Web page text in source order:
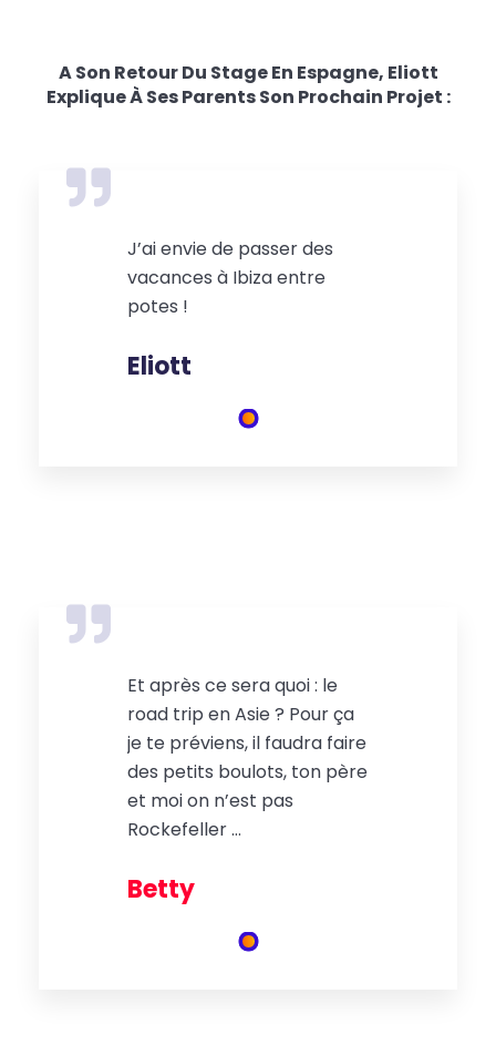
A Son Retour Du Stage En Espagne, Eliott
Explique À Ses Parents Son Prochain Projet :
J’ai envie de passer des
vacances à Ibiza entre
potes !
Eliott
Et après ce sera quoi : le
road trip en Asie ? Pour ça
je te préviens, il faudra faire
des petits boulots, ton père
et moi on n’est pas
Rockefeller …
Betty